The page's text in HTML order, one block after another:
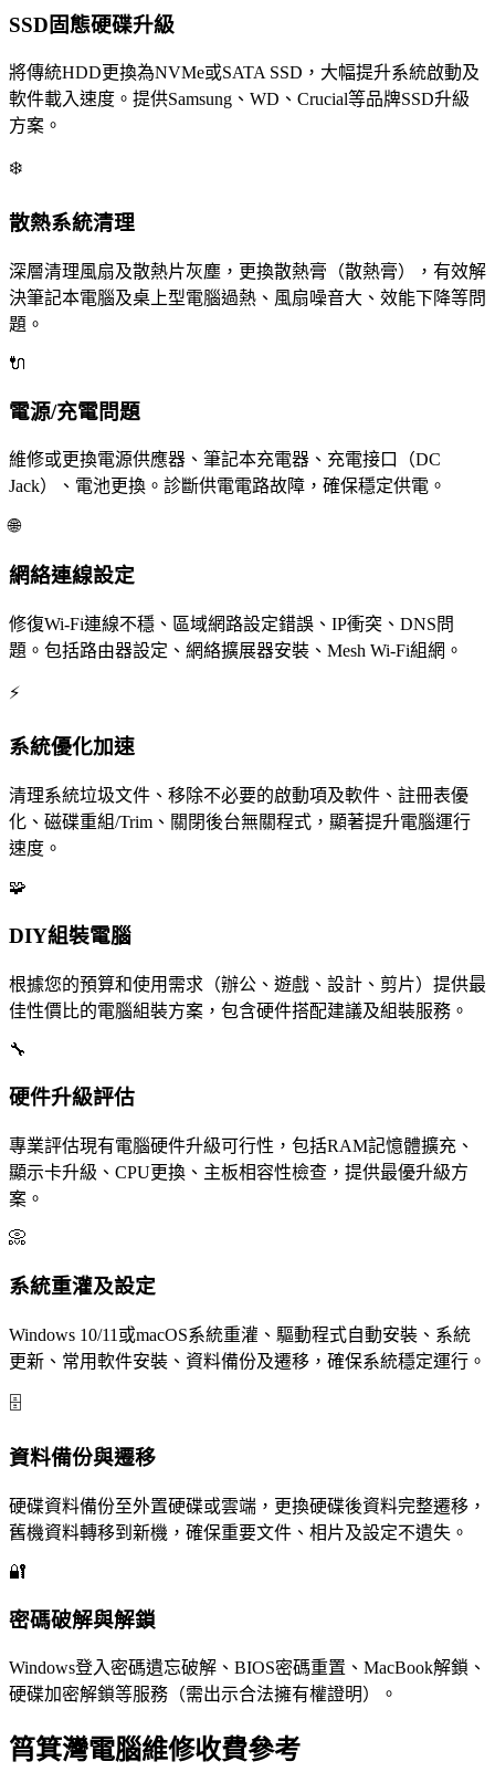
SSD固態硬碟升級
將傳統HDD更換為NVMe或SATA SSD，大幅提升系統啟動及
軟件載入速度。提供Samsung、WD、Crucial等品牌SSD升級
方案。
❄️
散熱系統清理
深層清理風扇及散熱片灰塵，更換散熱膏（散熱膏），有效解
決筆記本電腦及桌上型電腦過熱、風扇噪音大、效能下降等問
題。
🔌
電源/充電問題
維修或更換電源供應器、筆記本充電器、充電接口（DC
Jack）、電池更換。診斷供電電路故障，確保穩定供電。
🌐
網絡連線設定
修復Wi-Fi連線不穩、區域網路設定錯誤、IP衝突、DNS問
題。包括路由器設定、網絡擴展器安裝、Mesh Wi-Fi組網。
⚡
系統優化加速
清理系統垃圾文件、移除不必要的啟動項及軟件、註冊表優
化、磁碟重組/Trim、關閉後台無關程式，顯著提升電腦運行
速度。
🧩
DIY組裝電腦
根據您的預算和使用需求（辦公、遊戲、設計、剪片）提供最
佳性價比的電腦組裝方案，包含硬件搭配建議及組裝服務。
🔧
硬件升級評估
專業評估現有電腦硬件升級可行性，包括RAM記憶體擴充、
顯示卡升級、CPU更換、主板相容性檢查，提供最優升級方
案。
📀
系統重灌及設定
Windows 10/11或macOS系統重灌、驅動程式自動安裝、系統
更新、常用軟件安裝、資料備份及遷移，確保系統穩定運行。
🗄️
資料備份與遷移
硬碟資料備份至外置硬碟或雲端，更換硬碟後資料完整遷移，
舊機資料轉移到新機，確保重要文件、相片及設定不遺失。
🔐
密碼破解與解鎖
Windows登入密碼遺忘破解、BIOS密碼重置、MacBook解鎖、
硬碟加密解鎖等服務（需出示合法擁有權證明）。
筲箕灣電腦維修收費參考